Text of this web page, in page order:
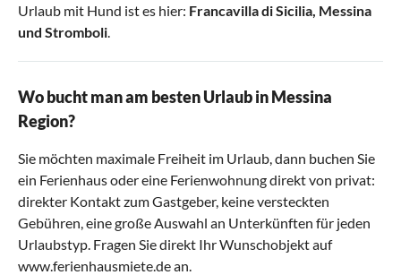
Urlaub mit Hund ist es hier: Francavilla di Sicilia Messina
und Stromboli
Wo bucht man am besten Urlaub in Messina
Region?
Sie möchten maximale Freiheit im Urlaub, dann buchen Sie
ein Ferienhaus oder eine Ferienwohnung direkt von privat:
direkter Kontakt zum Gastgeber, keine versteckten
Gebühren, eine große Auswahl an Unterkünften für jeden
Urlaubstyp. Fragen Sie direkt Ihr Wunschobjekt auf
www.ferienhausmiete.de an.